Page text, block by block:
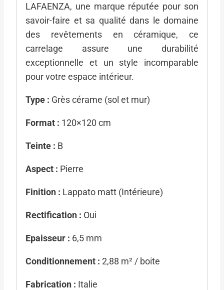
LAFAENZA, une marque réputée pour son
savoir-faire et sa qualité dans le domaine
des revêtements en céramique, ce
carrelage assure une durabilité
exceptionnelle et un style incomparable
pour votre espace intérieur.
Type : Grès cérame (sol et mur)
Format : 120×120 cm
Teinte : B
Aspect : Pierre
Finition : Lappato matt (Intérieure)
Rectification : Oui
Epaisseur : 6,5 mm
Conditionnement : 2,88 m² / boite
Fabrication : Italie